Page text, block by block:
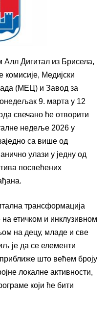
Алл Дигитал из Брисела,
Медијски
(МЕЦ) и Завод за
9. марта у 12
свечано ће отворити
недеље 2026 у
са више од
улази у једну од
посвећених
трансформација
на етичком и инклузивном
на децу, младе и све
је да се елементи
што већем броју
локалне активности,
који ће бити